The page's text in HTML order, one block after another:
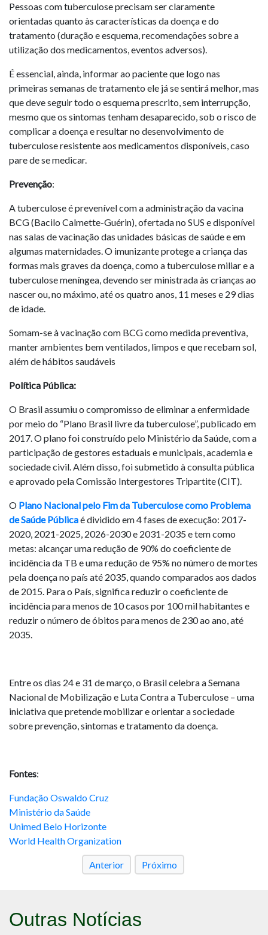
Pessoas com tuberculose precisam ser claramente
orientadas quanto às características da doença e do
tratamento (duração e esquema, recomendações sobre a
utilização dos medicamentos, eventos adversos).
É essencial, ainda, informar ao paciente que logo nas
primeiras semanas de tratamento ele já se sentirá melhor, mas
que deve seguir todo o esquema prescrito, sem interrupção,
mesmo que os sintomas tenham desaparecido, sob o risco de
complicar a doença e resultar no desenvolvimento de
tuberculose resistente aos medicamentos disponíveis, caso
pare de se medicar.
Prevenção:
A tuberculose é prevenível com a administração da vacina
BCG (Bacilo Calmette-Guérin), ofertada no SUS e disponível
nas salas de vacinação das unidades básicas de saúde e em
algumas maternidades. O imunizante protege a criança das
formas mais graves da doença, como a tuberculose miliar e a
tuberculose meníngea, devendo ser ministrada às crianças ao
nascer ou, no máximo, até os quatro anos, 11 meses e 29 dias
de idade.
Somam-se à vacinação com BCG como medida preventiva,
manter ambientes bem ventilados, limpos e que recebam sol,
além de hábitos saudáveis
Política Pública:
O Brasil assumiu o compromisso de eliminar a enfermidade
por meio do “Plano Brasil livre da tuberculose”, publicado em
2017. O plano foi construído pelo Ministério da Saúde, com a
participação de gestores estaduais e municipais, academia e
sociedade civil. Além disso, foi submetido à consulta pública
e aprovado pela Comissão Intergestores Tripartite (CIT).
O Plano Nacional pelo Fim da Tuberculose como Problema
de Saúde Públicaé dividido em 4 fases de execução: 2017-
2020, 2021-2025, 2026-2030 e 2031-2035 e tem como
metas: alcançar uma redução de 90% do coeficiente de
incidência da TB e uma redução de 95% no número de mortes
pela doença no país até 2035, quando comparados aos dados
de 2015. Para o País, significa reduzir o coeficiente de
incidência para menos de 10 casos por 100 mil habitantes e
reduzir o número de óbitos para menos de 230 ao ano, até
2035.
Entre os dias 24 e 31 de março, o Brasil celebra a Semana
Nacional de Mobilização e Luta Contra a Tuberculose – uma
iniciativa que pretende mobilizar e orientar a sociedade
sobre prevenção, sintomas e tratamento da doença.
Fontes:
Fundação Oswaldo Cruz
Ministério da Saúde
Unimed Belo Horizonte
World Health Organization
Anterior Próximo
Outras Notícias